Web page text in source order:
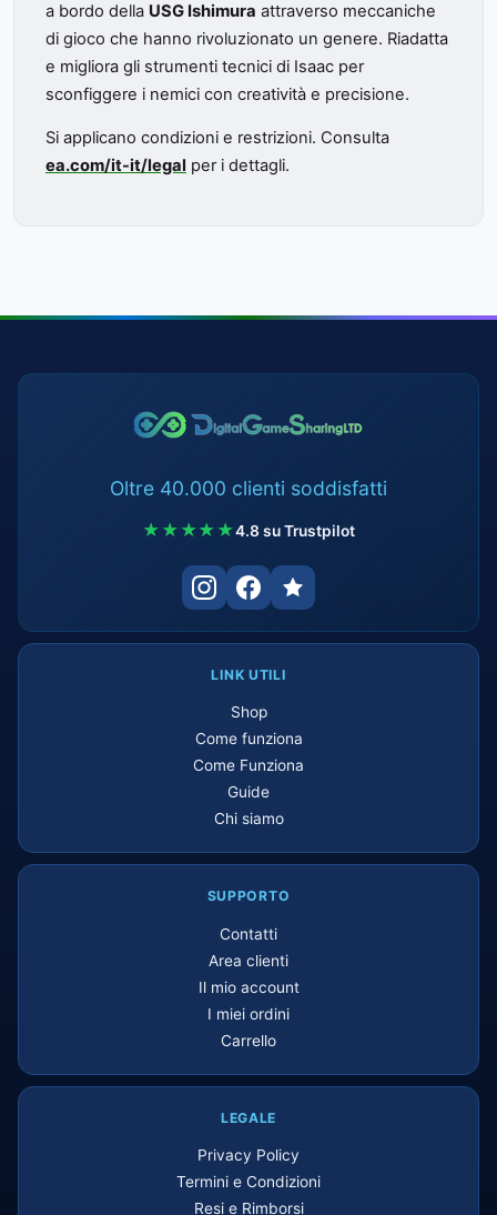
a bordo della USG Ishimura attraverso meccaniche
di gioco che hanno rivoluzionato un genere. Riadatta
e migliora gli strumenti tecnici di Isaac per
sconfiggere i nemici con creatività e precisione.
Si applicano condizioni e restrizioni. Consulta
ea.com/it-it/legal per i dettagli.
Oltre 40.000 clienti soddisfatti
★★★★★4.8 su Trustpilot
LINK UTILI
Shop
Come funziona
Come Funziona
Guide
Chi siamo
SUPPORTO
Contatti
Area clienti
Il mio account
I miei ordini
Carrello
LEGALE
Privacy Policy
Termini e Condizioni
Resi e Rimborsi